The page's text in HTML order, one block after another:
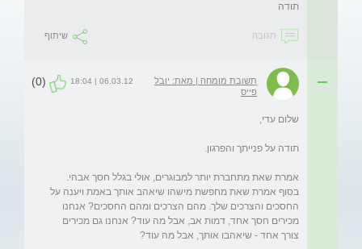
תודה
תגובה שיתוף
תשובת מומחה | מאת: יובל
פייס
06.03.12 | 18:04
(0)
אמרת שאת מתחברת יותר למבוגרים, אולי בגלל חסך אבהי.
בסוף אמרת שאת מחפשת מישהו שיאהב אותך באמת ויענה על
החסכים והצרכים שלך. מהם הצרכים ומהם החסכים? אנחנו
מכירים חסך אחד, דמות אב, אבל מה עוד? אנחנו גם מכירים